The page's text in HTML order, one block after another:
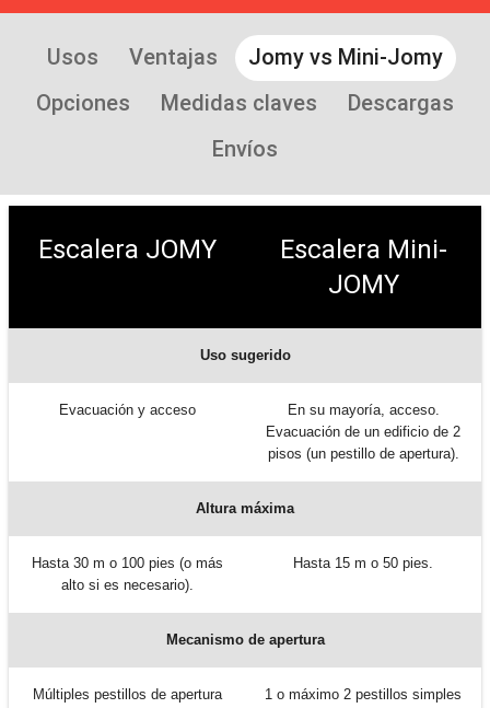
Usos Ventajas
Jomy vs Mini-Jomy
Opciones
Medidas claves
Descargas
Envíos
Escalera JOMY
Escalera Mini-
JOMY
Uso sugerido
Evacuación y acceso
En su mayoría, acceso.
Evacuación de un edificio de 2
pisos (un pestillo de apertura).
Altura máxima
Hasta 30 m o 100 pies (o más
alto si es necesario).
Hasta 15 m o 50 pies.
Mecanismo de apertura
Múltiples pestillos de apertura
1 o máximo 2 pestillos simples